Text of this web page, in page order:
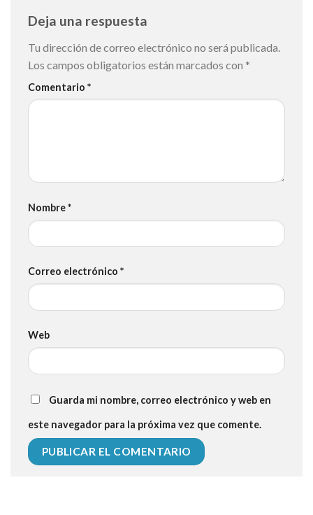
Deja una respuesta
Tu dirección de correo electrónico no será publicada.
Los campos obligatorios están marcados con *
Comentario *
Nombre*
Correo electrónico *
Web
Guarda mi nombre, correo electrónico y web en
este navegador para la próxima vez que comente.